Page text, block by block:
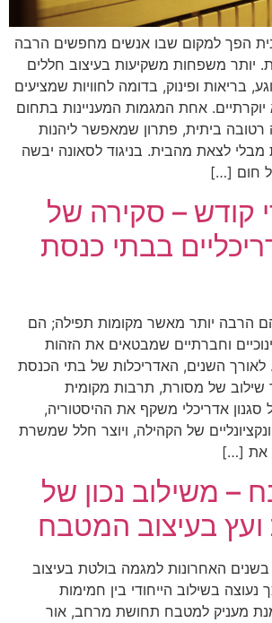
הפך למקום שבו אנשים מחפשים הרבה
יותר משפחות משקיעות בעיצוב חללים
בריאות ופינוק, בדומה לחוויות שמציעים
אחת המגמות המעניינות בתחום
רטובה ביתית, פתרון שמאפשר ליהנות
לצאת מהבית. בניגוד לסאונה יבשה
חום […]
קודש – סקירה של
בבתי כנסת
הרבה יותר מאשר מקומות תפילה; הם
וחברתיים שמבטאים את הזהות
לאורך השנים, האדריכלות של בתי הכנסת
של מסורת, תרבות מקומית
סגנון אדריכלי משקף את ההיסטוריה,
של הקהילה, ויוצר חלל שמשרת
את […]
– משילוב נכון של
ועץ בעיצוב המטבח
בשנים האחרונות למגמה בולטת בעיצוב
בשילוב הייחודי בין חמימות
מעניק למטבח תחושת מרחב, אור